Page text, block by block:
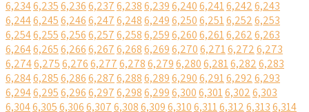
6,2346,2356,2366,2376,2386,2396,2406,2416,2426,243
6,2446,2456,2466,2476,2486,2496,2506,2516,2526,253
6,2546,2556,2566,2576,2586,2596,2606,2616,2626,263
6,2646,2656,2666,2676,2686,2696,2706,2716,2726,273
6,2746,2756,2766,2776,2786,2796,2806,2816,2826,283
6,2846,2856,2866,2876,2886,2896,2906,2916,2926,293
6,2946,2956,2966,2976,2986,2996,3006,3016,3026,303
6,3046,3056,3066,3076,3086,3096,3106,3116,3126,3136,314